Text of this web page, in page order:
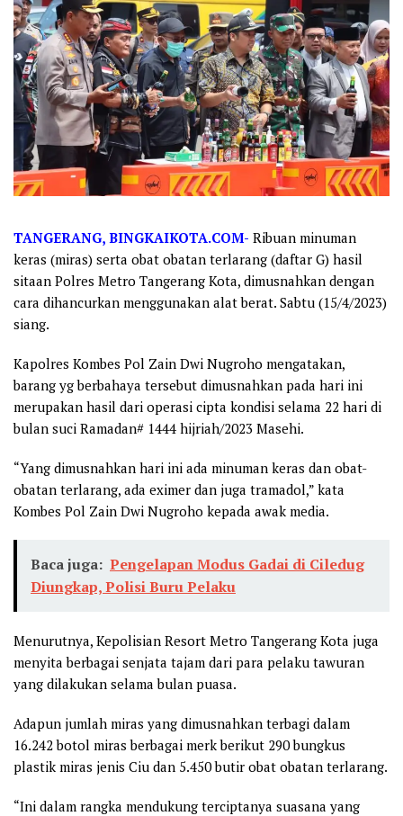
TANGERANG, BINGKAIKOTA.COM- Ribuan minuman
keras (miras) serta obat obatan terlarang (daftar G) hasil
sitaan Polres Metro Tangerang Kota, dimusnahkan dengan
cara dihancurkan menggunakan alat berat. Sabtu (15/4/2023)
siang.
Kapolres Kombes Pol Zain Dwi Nugroho mengatakan,
barang yg berbahaya tersebut dimusnahkan pada hari ini
merupakan hasil dari operasi cipta kondisi selama 22 hari di
bulan suci Ramadan# 1444 hijriah/2023 Masehi.
“Yang dimusnahkan hari ini ada minuman keras dan obat-
obatan terlarang, ada eximer dan juga tramadol,” kata
Kombes Pol Zain Dwi Nugroho kepada awak media.
Baca juga: Pengelapan Modus Gadai di Ciledug
Diungkap, Polisi Buru Pelaku
Menurutnya, Kepolisian Resort Metro Tangerang Kota juga
menyita berbagai senjata tajam dari para pelaku tawuran
yang dilakukan selama bulan puasa.
Adapun jumlah miras yang dimusnahkan terbagi dalam
16.242 botol miras berbagai merk berikut 290 bungkus
plastik miras jenis Ciu dan 5.450 butir obat obatan terlarang.
“Ini dalam rangka mendukung terciptanya suasana yang